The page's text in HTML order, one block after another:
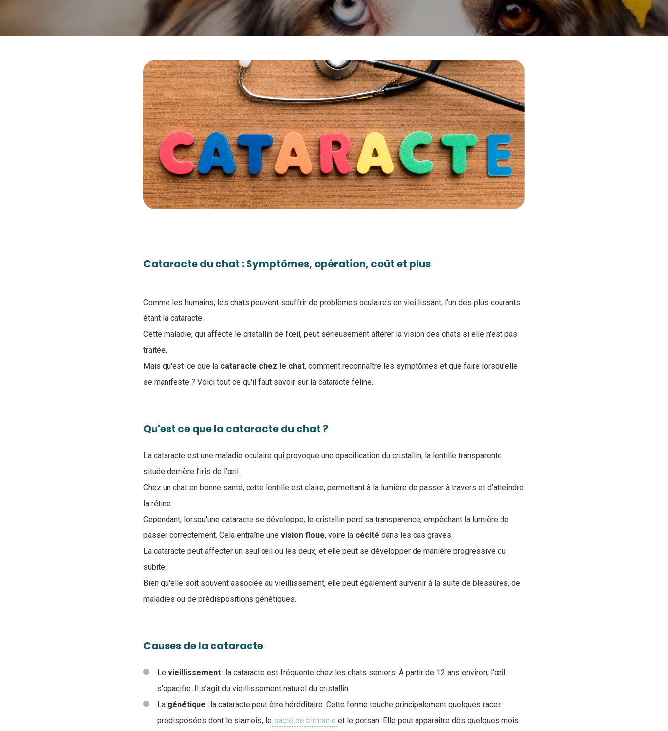
Cataracte du chat : Symptômes, opération, coût et plus
Comme les humains, les chats peuvent souffrir de problèmes oculaires en vieillissant, l'un des plus courants
étant la cataracte.
Cette maladie, qui affecte le cristallin de l’œil, peut sérieusement altérer la vision des chats si elle n'est pas
traitée.
Mais qu'est-ce que la cataracte chez le chat, comment reconnaître les symptômes et que faire lorsqu'elle
se manifeste ? Voici tout ce qu'il faut savoir sur la cataracte féline.
Qu'est ce que la cataracte du chat ?
La cataracte est une maladie oculaire qui provoque une opacification du cristallin, la lentille transparente
située derrière l’iris de l’œil.
Chez un chat en bonne santé, cette lentille est claire, permettant à la lumière de passer à travers et d'atteindre
la rétine.
Cependant, lorsqu'une cataracte se développe, le cristallin perd sa transparence, empêchant la lumière de
passer correctement. Cela entraîne une vision floue, voire la cécité dans les cas graves.
La cataracte peut affecter un seul œil ou les deux, et elle peut se développer de manière progressive ou
subite.
Bien qu'elle soit souvent associée au vieillissement, elle peut également survenir à la suite de blessures, de
maladies ou de prédispositions génétiques.
Causes de la cataracte
Le vieillissement: la cataracte est fréquente chez les chats seniors. À partir de 12 ans environ, l'œil
s'opacifie. Il s’agit du vieillissement naturel du cristallin.
La génétique: la cataracte peut être héréditaire. Cette forme touche principalement quelques races
prédisposées dont le siamois, le sacré de birmanie et le persan. Elle peut apparaître dès quelques mois